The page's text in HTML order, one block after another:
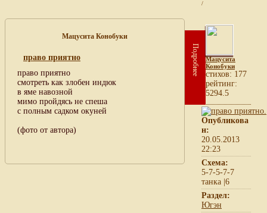
/
Мацусита Конобуки
право приятно
право приятно
смотреть как злобен индюк
в яме навозной
мимо пройдясь не спеша
с полным садком окуней
(фото от автора)
Подробнее
Мацусита
Конобуки
cтихов: 177
рейтинг:
5294.5
Опубликова
н:
20.05.2013
22:23
Схема:
5-7-5-7-7
танка |6
Раздел:
Югэн